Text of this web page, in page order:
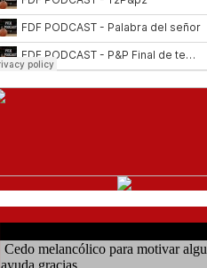
Cedo melancólico para motivar
ayuda gracias